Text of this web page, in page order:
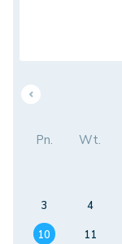
Pn. Wt.
3
4
10
11